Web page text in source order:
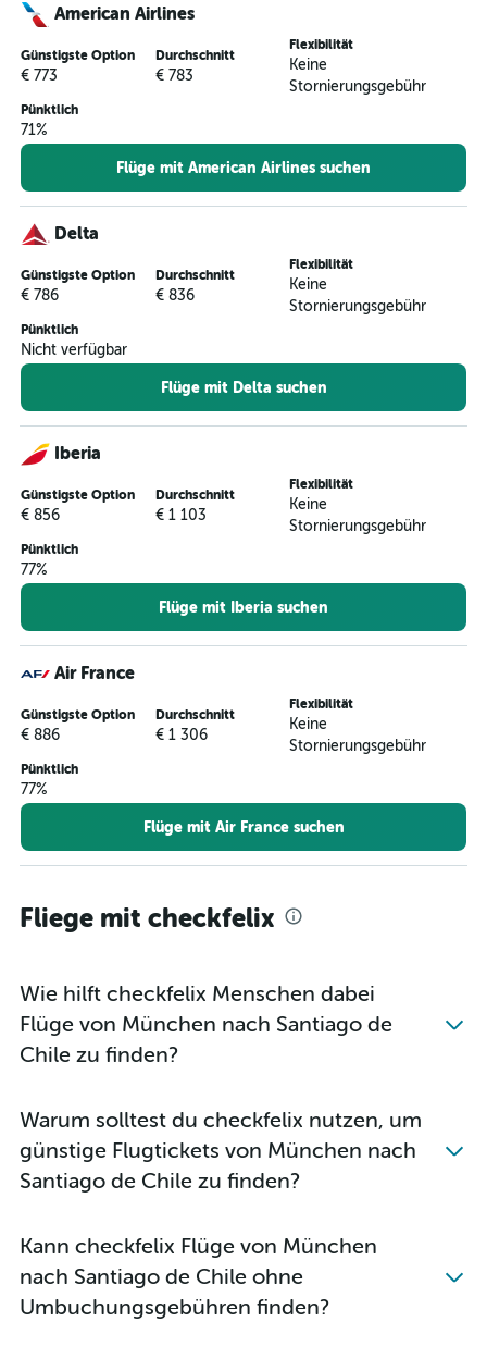
American Airlines
Günstigste Option
€ 773
Durchschnitt
€ 783
Flexibilität
Keine
Stornierungsgebühr
Pünktlich
71%
Flüge mit American Airlines suchen
Delta
Günstigste Option
€ 786
Durchschnitt
€ 836
Flexibilität
Keine
Stornierungsgebühr
Pünktlich
Nicht verfügbar
Flüge mit Delta suchen
Iberia
Günstigste Option
€ 856
Durchschnitt
€ 1 103
Flexibilität
Keine
Stornierungsgebühr
Pünktlich
77%
Flüge mit Iberia suchen
Air France
Günstigste Option
€ 886
Durchschnitt
€ 1 306
Flexibilität
Keine
Stornierungsgebühr
Pünktlich
77%
Flüge mit Air France suchen
Fliege mit checkfelix
Wie hilft checkfelix Menschen dabei
Flüge von München nach Santiago de
Chile zu finden?
Warum solltest du checkfelix nutzen, um
günstige Flugtickets von München nach
Santiago de Chile zu finden?
Kann checkfelix Flüge von München
nach Santiago de Chile ohne
Umbuchungsgebühren finden?